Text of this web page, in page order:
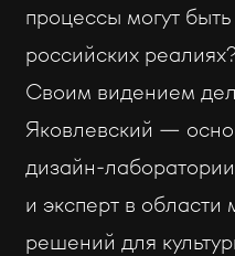
процессы могут
российских реалиях?
Своим видением
Яковлевский —
дизайн-
и эксперт в области
решений для